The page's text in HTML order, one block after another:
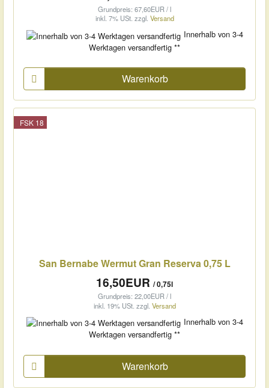
Grundpreis: 67,60EUR / l
inkl. 7% USt. zzgl. Versand
Innerhalb von 3-4
Werktagen versandfertig **
Warenkorb
FSK 18
San Bernabe Wermut Gran Reserva 0,75 L
16,50EUR / 0,75l
Grundpreis: 22,00EUR / l
inkl. 19% USt. zzgl. Versand
Innerhalb von 3-4
Werktagen versandfertig **
Warenkorb